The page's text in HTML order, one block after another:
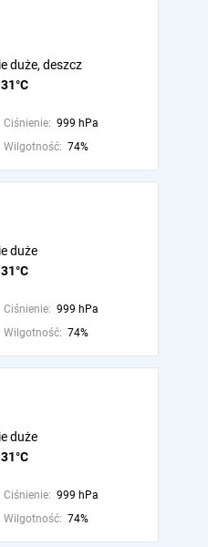
31°C
duże, deszcz
Ciśnienie: 999 hPa
Wilgotność: 74%
31°C
duże
Ciśnienie: 999 hPa
Wilgotność: 74%
31°C
duże
Ciśnienie: 999 hPa
Wilgotność: 74%